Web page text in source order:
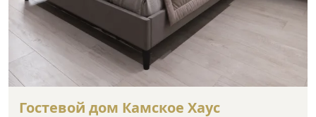
Гостевой дом Камское Хаус